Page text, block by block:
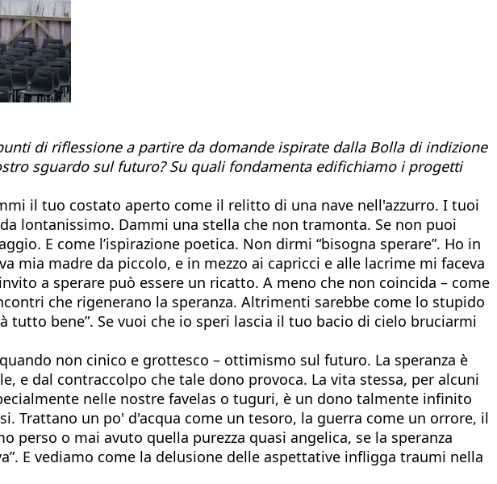
di riflessione a partire da domande ispirate dalla Bolla di indizione
sguardo sul futuro? Su quali fondamenta edifichiamo i progetti
il tuo costato aperto come il relitto di una nave nell'azzurro. I tuoi
lontanissimo. Dammi una stella che non tramonta. Se non puoi
E come l’ispirazione poetica. Non dirmi “bisogna sperare”. Ho in
madre da piccolo, e in mezzo ai capricci e alle lacrime mi faceva
a sperare può essere un ricatto. A meno che non coincida – come
che rigenerano la speranza. Altrimenti sarebbe come lo stupido
bene”. Se vuoi che io speri lascia il tuo bacio di cielo bruciarmi
non cinico e grottesco – ottimismo sul futuro. La speranza è
e dal contraccolpo che tale dono provoca. La vita stessa, per alcuni
nelle nostre favelas o tuguri, è un dono talmente infinito
Trattano un po' d'acqua come un tesoro, la guerra come un orrore, il
perso o mai avuto quella purezza quasi angelica, se la speranza
E vediamo come la delusione delle aspettative infligga traumi nella